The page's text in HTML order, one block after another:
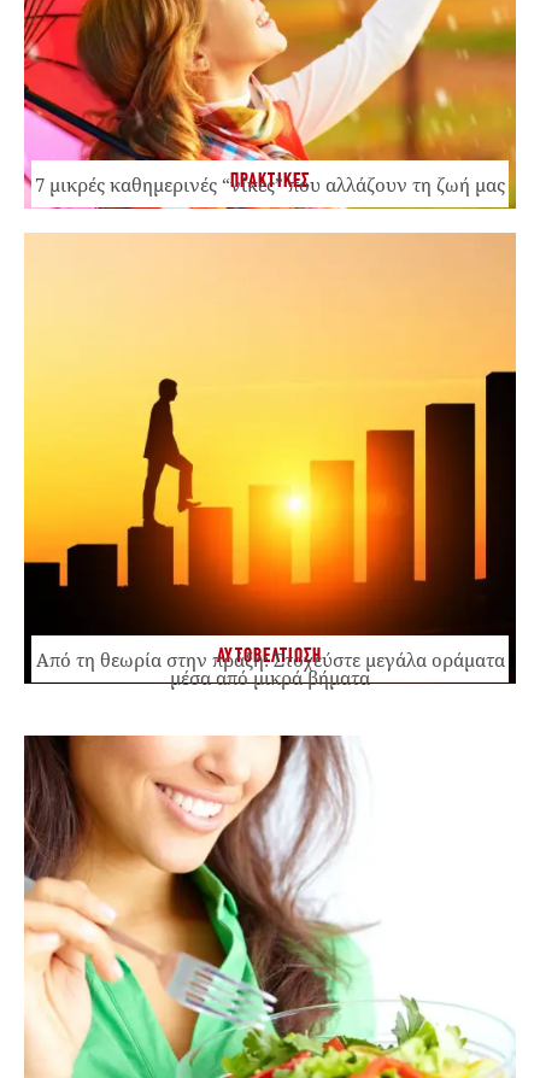
ΠΡΑΚΤΙΚΕΣ
7 μικρές καθημερινές “νίκες” που αλλάζουν τη ζωή μας
ΑΥΤΟΒΕΛΤΙΩΣΗ
Από τη θεωρία στην πράξη: Στοχεύστε μεγάλα οράματα
μέσα από μικρά βήματα